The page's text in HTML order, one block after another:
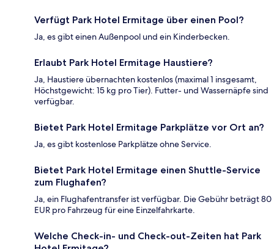
Verfügt Park Hotel Ermitage über einen Pool?
Ja, es gibt einen Außenpool und ein Kinderbecken.
Erlaubt Park Hotel Ermitage Haustiere?
Ja, Haustiere übernachten kostenlos (maximal 1 insgesamt,
Höchstgewicht: 15 kg pro Tier). Futter- und Wassernäpfe sind
verfügbar.
Bietet Park Hotel Ermitage Parkplätze vor Ort an?
Ja, es gibt kostenlose Parkplätze ohne Service.
Bietet Park Hotel Ermitage einen Shuttle-Service
zum Flughafen?
Ja, ein Flughafentransfer ist verfügbar. Die Gebühr beträgt 80
EUR pro Fahrzeug für eine Einzelfahrkarte.
Welche Check-in- und Check-out-Zeiten hat Park